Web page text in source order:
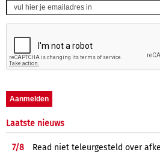
Laatste nieuws
7/8
Read niet teleurgesteld over